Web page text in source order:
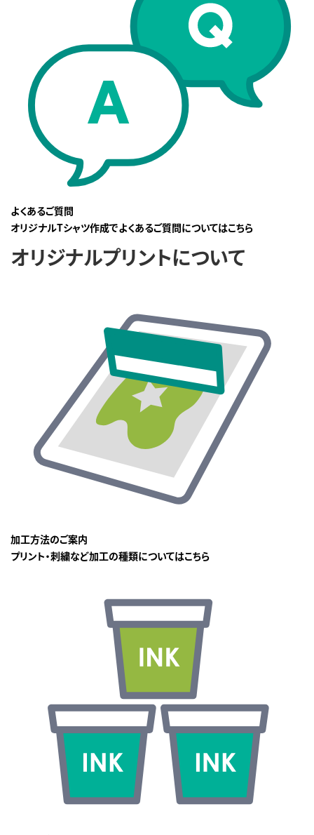
よくあるご質問
オリジナルTシャツ作成でよくあるご質問についてはこちら
オリジナルプリントについて
加工方法のご案内
プリント・刺繍など加工の種類についてはこちら